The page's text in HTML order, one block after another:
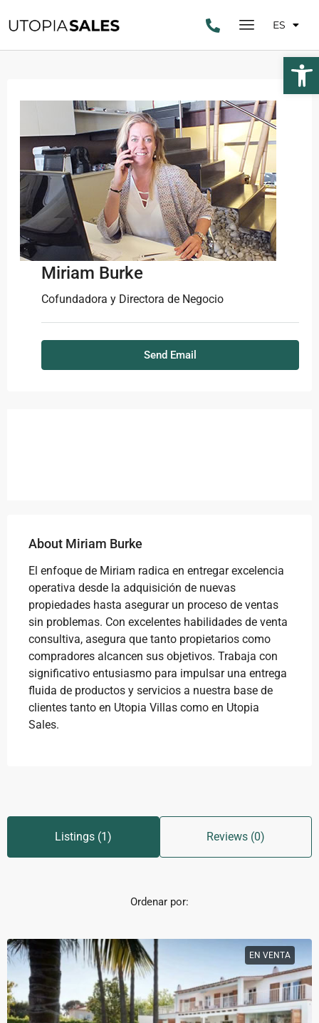
ES
Miriam Burke
Cofundadora y Directora de Negocio
Send Email
About Miriam Burke
El enfoque de Miriam radica en entregar excelencia
operativa desde la adquisición de nuevas
propiedades hasta asegurar un proceso de ventas
sin problemas. Con excelentes habilidades de venta
consultiva, asegura que tanto propietarios como
compradores alcancen sus objetivos. Trabaja con
significativo entusiasmo para impulsar una entrega
fluida de productos y servicios a nuestra base de
clientes tanto en Utopia Villas como en Utopia
Sales.
Listings (1) Reviews (0)
Ordenar por:
EN VENTA
Abrir